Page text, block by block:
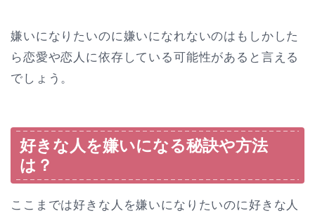
嫌いになりたいのに嫌いになれないのはもしかした
ら恋愛や恋人に依存している可能性があると言える
でしょう。
好きな人を嫌いになる秘訣や方法
は？
ここまでは好きな人を嫌いになりたいのに好きな人